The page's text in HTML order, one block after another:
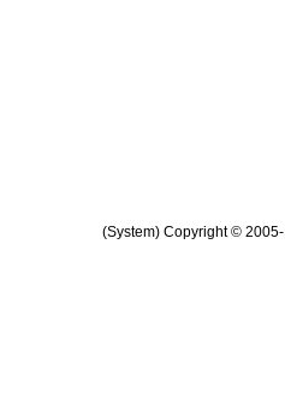
(System) Copyright © 2005-